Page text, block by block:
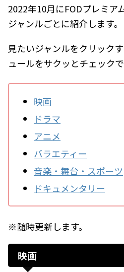
2022年10月にFODプレミア
ジャンルごとに紹介します。
見たいジャンルをクリック
ュールをサクッとチェック
映画
ドラマ
アニメ
バラエティー
音楽・舞台・スポーツ
ドキュメンタリー
※随時更新します。
映画